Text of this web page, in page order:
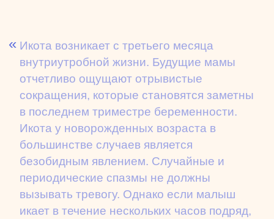
Икота возникает с третьего месяца
внутриутробной жизни. Будущие мамы
отчетливо ощущают отрывистые
сокращения, которые становятся заметны
в последнем триместре беременности.
Икота у новорожденных возраста в
большинстве случаев является
безобидным явлением. Случайные и
периодические спазмы не должны
вызывать тревогу. Однако если малыш
икает в течение нескольких часов подряд,